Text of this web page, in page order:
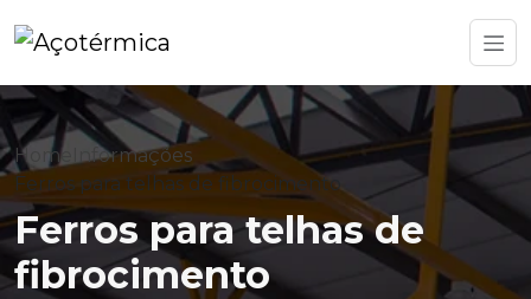
Home
Informações
Ferros para telhas de fibrocimento
Ferros para telhas de
fibrocimento